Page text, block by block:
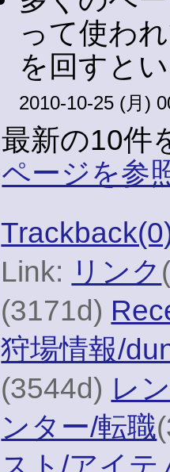
って使わ
を回すと
2010-10-25 (月)
最新の10件
ページを参
Link: リンク
(3171d)
狩場情報/
(3544d) レ
ンター/転職